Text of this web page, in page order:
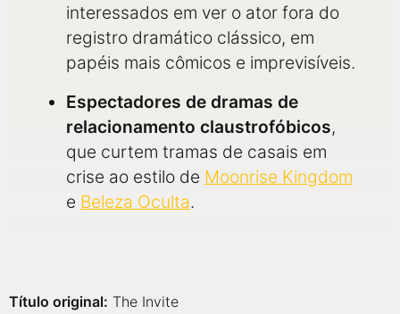
interessados em ver o ator fora do
registro dramático clássico, em
papéis mais cômicos e imprevisíveis.
Espectadores de dramas de
relacionamento claustrofóbicos,
que curtem tramas de casais em
crise ao estilo de Moonrise Kingdom
e Beleza Oculta.
Título original: The Invite